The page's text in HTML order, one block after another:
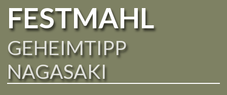
FESTMAHL
GEHEIMTIPP
NAGASAKI